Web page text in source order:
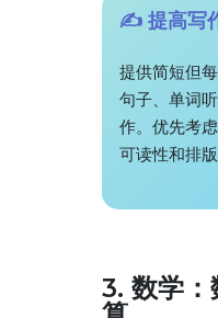
✍️ 提高写
提供简短但
句子、单词
作。优先考
可读性和排版
3. 数学：